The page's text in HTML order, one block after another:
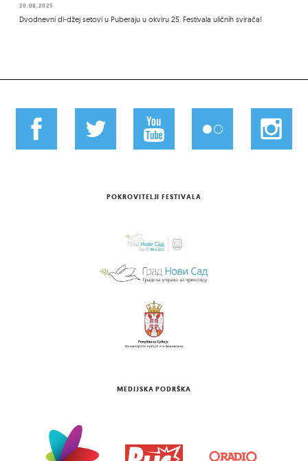
20.08.2025
Dvodnevni di-džej setovi u Puberaju u okviru 25. Festivala uličnih svirača!
POKROVITELJI FESTIVALA
MEDIJSKA PODRŠKA